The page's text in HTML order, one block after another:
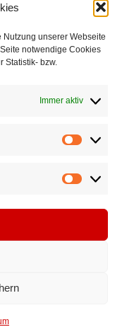
unserer Webseite
notwendige Cookies
Statistik- bzw.
Immer aktiv